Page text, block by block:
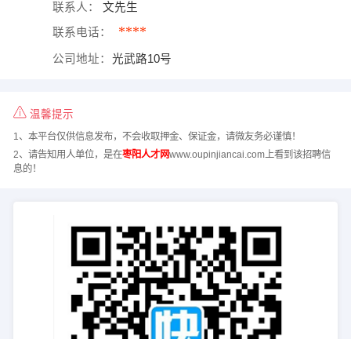
联系人： 文先生
联系电话： ****
公司地址： 光武路10号
温馨提示
1、本平台仅供信息发布，不会收取押金、保证金，请微友务必谨慎！
2、请告知用人单位，是在枣阳人才网www.oupinjiancai.com上看到该招聘信
息的！